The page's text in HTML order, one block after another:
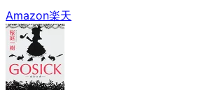
Amazon楽天